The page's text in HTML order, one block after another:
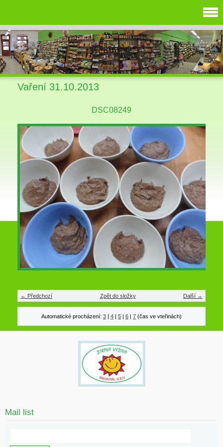
Vaření 31.10.2013
DSC08249
← Předchozí Další →
Zpět do složky
Automatické procházení: 3 | 4 | 5 | 6 | 7 (čas ve vteřinách)
Mail list